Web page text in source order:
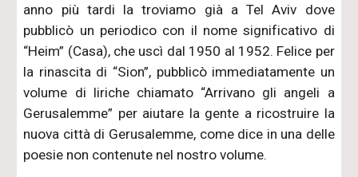
anno più tardi la troviamo già a Tel Aviv dove
pubblicò un periodico con il nome significativo di
“Heim” (Casa), che uscì dal 1950 al 1952. Felice per
la rinascita di “Sion”, pubblicò immediatamente un
volume di liriche chiamato “Arrivano gli angeli a
Gerusalemme” per aiutare la gente a ricostruire la
nuova città di Gerusalemme, come dice in una delle
poesie non contenute nel nostro volume.